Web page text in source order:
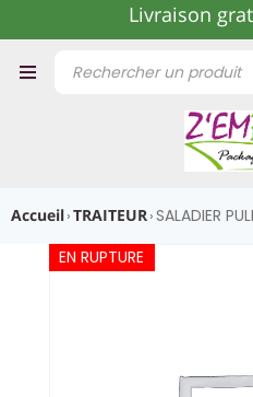
Livraison
Accueil›TRAITEUR›SALADIER
EN RUPTURE